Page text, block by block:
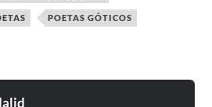
POETAS GÓTICOS